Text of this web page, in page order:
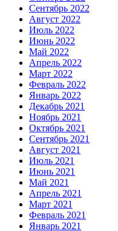
Сентябрь 2022
Август 2022
Июль 2022
Июнь 2022
Май 2022
Апрель 2022
Март 2022
Февраль 2022
Январь 2022
Декабрь 2021
Ноябрь 2021
Октябрь 2021
Сентябрь 2021
Август 2021
Июль 2021
Июнь 2021
Май 2021
Апрель 2021
Март 2021
Февраль 2021
Январь 2021